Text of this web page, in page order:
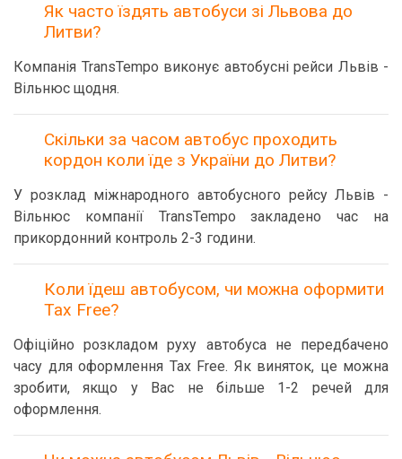
Як часто їздять автобуси зі Львова до
Литви?
Компанія TransTempo виконує автобусні рейси Львів -
Вільнюс щодня.
Скільки за часом автобус проходить
кордон коли їде з України до Литви?
У розклад міжнародного автобусного рейсу Львів -
Вільнюс компанії TransTempo закладено час на
прикордонний контроль 2-3 години.
Коли їдеш автобусом, чи можна оформити
Tax Free?
Офіційно розкладом руху автобуса не передбачено
часу для оформлення Tax Free. Як виняток, це можна
зробити, якщо у Вас не більше 1-2 речей для
оформлення.